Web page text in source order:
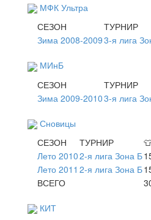
МФК Ультра
СЕЗОН
ТУРНИР
Зима 2008-20093-я лига
МИнБ
СЕЗОН
ТУРНИР
Зима 2009-20103-я лига
Сновицы
СЕЗОН
ТУРНИР
Лето 20102-я лига Зона Б
Лето 2011 2-я лига Зона Б
ВСЕГО
КИТ